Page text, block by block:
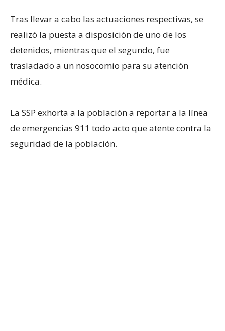
Tras llevar a cabo las actuaciones respectivas, se
realizó la puesta a disposición de uno de los
detenidos, mientras que el segundo, fue
trasladado a un nosocomio para su atención
médica.
La SSP exhorta a la población a reportar a la línea
de emergencias 911 todo acto que atente contra la
seguridad de la población.